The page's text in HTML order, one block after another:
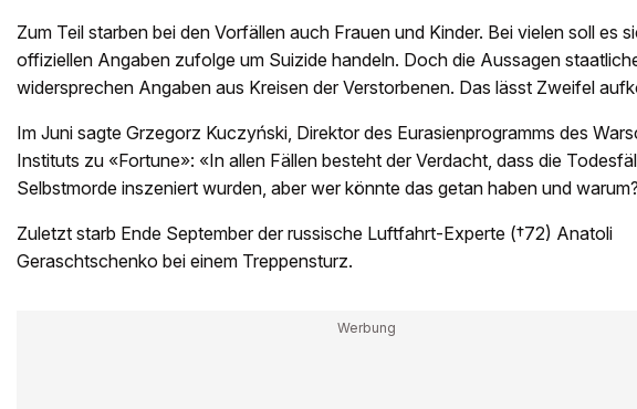
Zum Teil starben bei den Vorfällen auch Frauen und Kinder. Bei vielen soll es
offiziellen Angaben zufolge um Suizide handeln. Doch die Aussagen
widersprechen Angaben aus Kreisen der Verstorbenen. Das lässt Zweifel
Im Juni sagte Grzegorz Kuczyński, Direktor des Eurasienprogramms des
Instituts zu «Fortune»: «In allen Fällen besteht der Verdacht, dass die
Selbstmorde inszeniert wurden, aber wer könnte das getan haben und
Zuletzt starb Ende September der russische Luftfahrt-Experte (†72) Anatoli
Geraschtschenko bei einem Treppensturz.